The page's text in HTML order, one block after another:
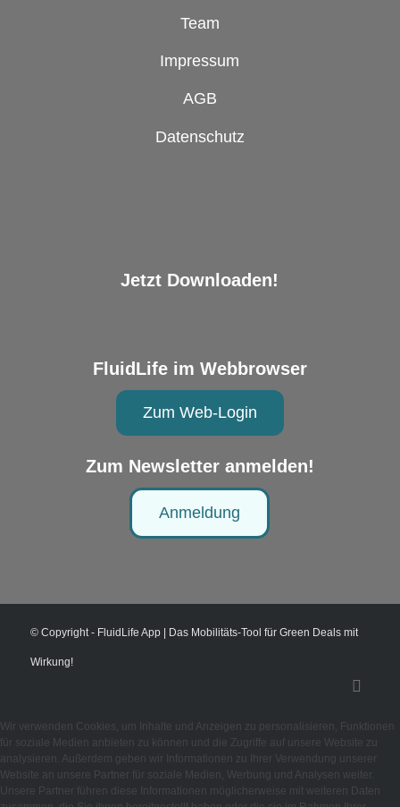
Team
Impressum
AGB
Datenschutz
Jetzt Downloaden!
FluidLife im Webbrowser
Zum Web-Login
Zum Newsletter anmelden!
Anmeldung
© Copyright - FluidLife App | Das Mobilitäts-Tool für Green Deals mit
Wirkung!
Wir verwenden Cookies, um Inhalte und Anzeigen zu personalisieren, Funktionen
für soziale Medien anbieten zu können und die Zugriffe auf unsere Website zu
analysieren. Außerdem geben wir Informationen zu Ihrer Verwendung unserer
Website an unsere Partner für soziale Medien, Werbung und Analysen weiter.
Unsere Partner führen diese Informationen möglicherweise mit weiteren Daten